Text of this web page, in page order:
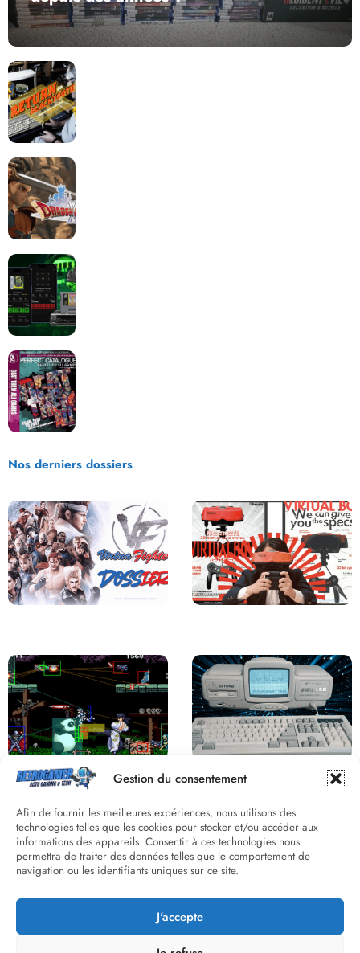
Gestion du consentement
Afin de fournir les meilleures expériences, nous utilisons des
technologies telles que les cookies pour stocker et/ou accéder aux
informations des appareils. Consentir à ces technologies nous
permettra de traiter des données telles que le comportement de
navigation ou les identifiants uniques sur ce site.
J'accepte
Nos derniers dossiers
Derrière le pixel : L’art caché de la
hitbox
Une machine incroyable et
inconnue : le Batong BT-686
Street Fighter II : L’Odyssée d’une